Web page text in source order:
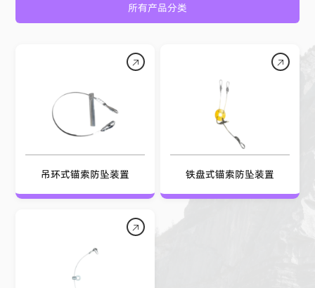
所有产品分类
吊环式锚索防坠装置 铁盘式锚索防坠装置